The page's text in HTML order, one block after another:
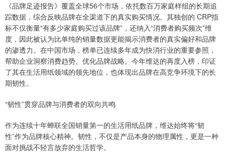
《品牌足迹报告》覆盖全球56个市场，依托数百万家庭样组的长期追
踪数据，综合反映品牌在全渠道下的真实购买情况。其独创的 CRP指
标不仅衡量“有多少家庭购买过该品牌”，还纳入“消费者购买频次”维
度，因此被认为比单纯的销量数据更能揭示消费者的真实偏好和品牌
的渗透力。在中国市场，榜单已连续多年成为快消行业的重要参照，
帮助企业洞察消费趋势、优化品牌战略。今年维达的再度入榜，印证
了其在生活用纸领域的领先地位，也体现出品牌在高竞争环境下的长
期韧性。
“韧性”贯穿品牌与消费者的双向共鸣
作为连续十年蝉联全国销量第一的生活用纸品牌，维达始终将“韧
性”作为品牌核心精神。韧性，不仅是产品本身的物理属性，更是一种
面对挑战不轻言放弃的生活哲学。